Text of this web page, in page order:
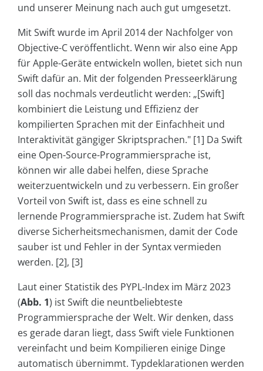
und unserer Meinung nach auch gut umgesetzt.
Mit Swift wurde im April 2014 der Nachfolger von
Objective-C veröffentlicht. Wenn wir also eine App
für Apple-Geräte entwickeln wollen, bietet sich nun
Swift dafür an. Mit der folgenden Presseerklärung
soll das nochmals verdeutlicht werden: „[Swift]
kombiniert die Leistung und Effizienz der
kompilierten Sprachen mit der Einfachheit und
Interaktivität gängiger Skriptsprachen." [1] Da Swift
eine Open-Source-Programmiersprache ist,
können wir alle dabei helfen, diese Sprache
weiterzuentwickeln und zu verbessern. Ein großer
Vorteil von Swift ist, dass es eine schnell zu
lernende Programmiersprache ist. Zudem hat Swift
diverse Sicherheitsmechanismen, damit der Code
sauber ist und Fehler in der Syntax vermieden
werden. [2], [3]
Laut einer Statistik des PYPL-Index im März 2023
(Abb. 1) ist Swift die neuntbeliebteste
Programmiersprache der Welt. Wir denken, dass
es gerade daran liegt, dass Swift viele Funktionen
vereinfacht und beim Kompilieren einige Dinge
automatisch übernimmt. Typdeklarationen werden